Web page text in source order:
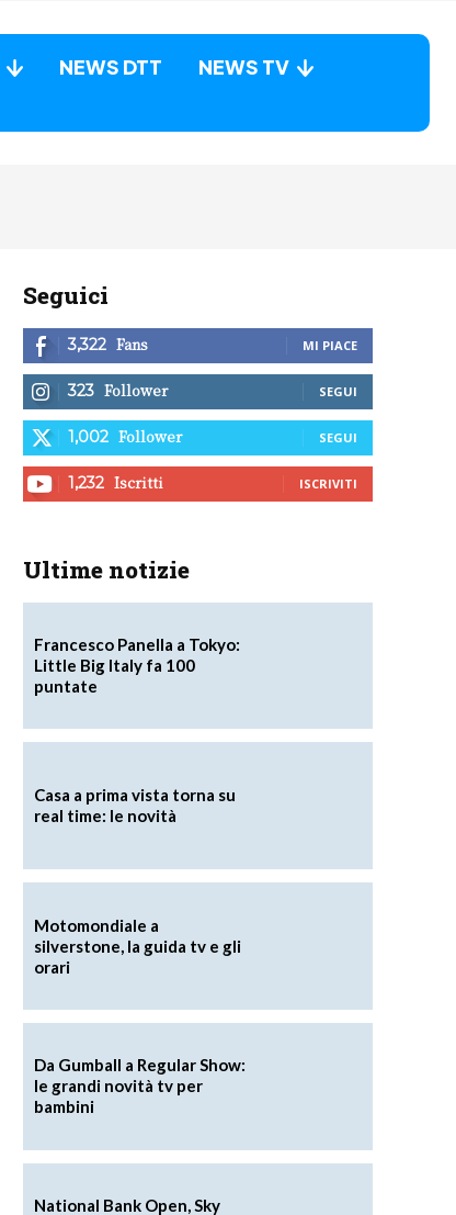
NEWS DTT
NEWS TV
Seguici
3,322 Fans MI PIACE
323 Follower SEGUI
1,002 Follower SEGUI
1,232 Iscritti ISCRIVITI
Ultime notizie
Francesco Panella a Tokyo:
Little Big Italy fa 100
puntate
Casa a prima vista torna su
real time: le novità
Motomondiale a
silverstone, la guida tv e gli
orari
Da Gumball a Regular Show:
le grandi novità tv per
bambini
National Bank Open, Sky